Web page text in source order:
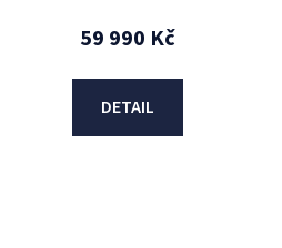
59 990 Kč
DETAIL